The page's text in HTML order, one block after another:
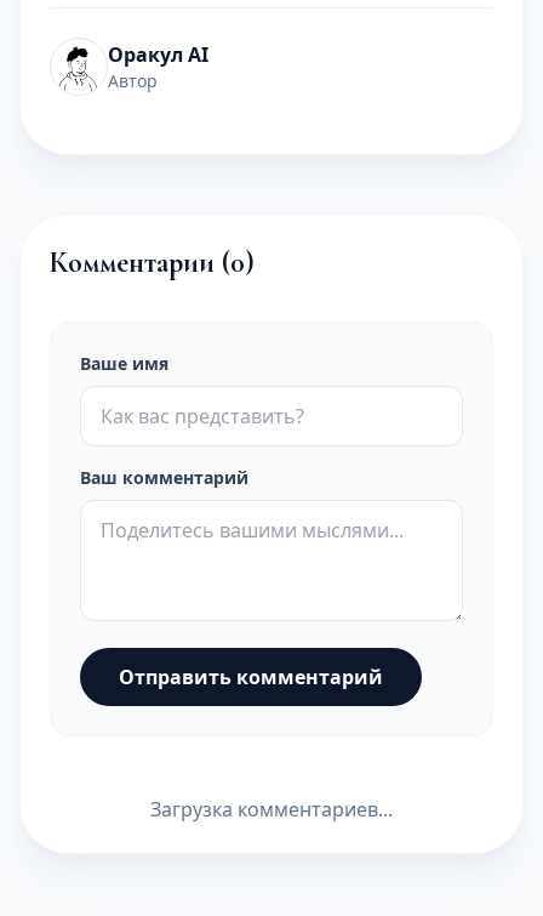
Оракул AI
Автор
Комментарии (0)
Ваше имя
Ваш комментарий
Отправить комментарий
Загрузка комментариев...